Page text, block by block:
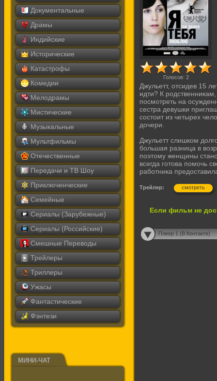
Документальные
Драмы
Индийские
Исторические
Катастрофы
Комедии
Мелодрамы
Мистические
Музыкальные
Мультфильмы
Отечественные
Передачи и ТВ Шоу
Приключенческие
Семейные
Сериалы (Зарубежные)
Сериалы (Российские)
Смешные Переводы
Трейлеры
Триллеры
Ужасы
Фантастические
Фэнтези
МИНИ-ЧАТ
Голосов: 2
Джульетт, отсидев 15
идти? К
посмотреть на
сестра девушки
состоит из четырех
дочери.
Джульетт слишком
большая разница в
поэтому женщины
всегда готова помочь
работника
Трейлер: смотреть
Если фильм не
Плеер 1 (В Контакте)